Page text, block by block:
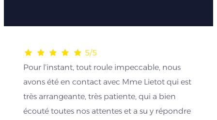
5/5
Pour l’instant, tout roule impeccable, nous
avons été en contact avec Mme Lietot qui est
très arrangeante, très patiente, qui a bien
écouté toutes nos attentes et a su y répondre